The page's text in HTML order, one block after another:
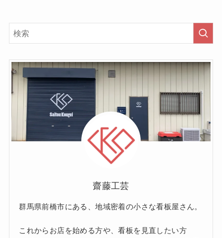
齋藤工芸
群馬県前橋市にある、地域密着の小さな看板屋さん。
これからお店を始める方や、看板を見直したい方